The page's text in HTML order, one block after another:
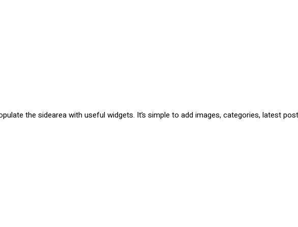
the sidearea with useful widgets. It’s simple to add images, categories, latest